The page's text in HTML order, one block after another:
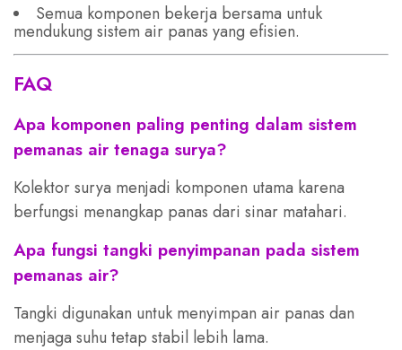
Semua komponen bekerja bersama untuk
mendukung sistem air panas yang efisien.
FAQ
Apa komponen paling penting dalam sistem
pemanas air tenaga surya?
Kolektor surya menjadi komponen utama karena
berfungsi menangkap panas dari sinar matahari.
Apa fungsi tangki penyimpanan pada sistem
pemanas air?
Tangki digunakan untuk menyimpan air panas dan
menjaga suhu tetap stabil lebih lama.